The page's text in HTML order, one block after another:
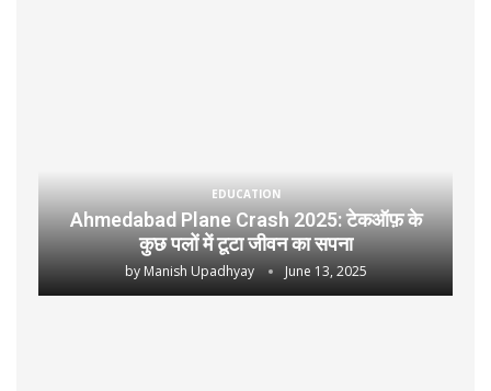
EDUCATION
Ahmedabad Plane Crash 2025: टेकऑफ़ के
कुछ पलों में टूटा जीवन का सपना
by Manish Upadhyay June 13, 2025